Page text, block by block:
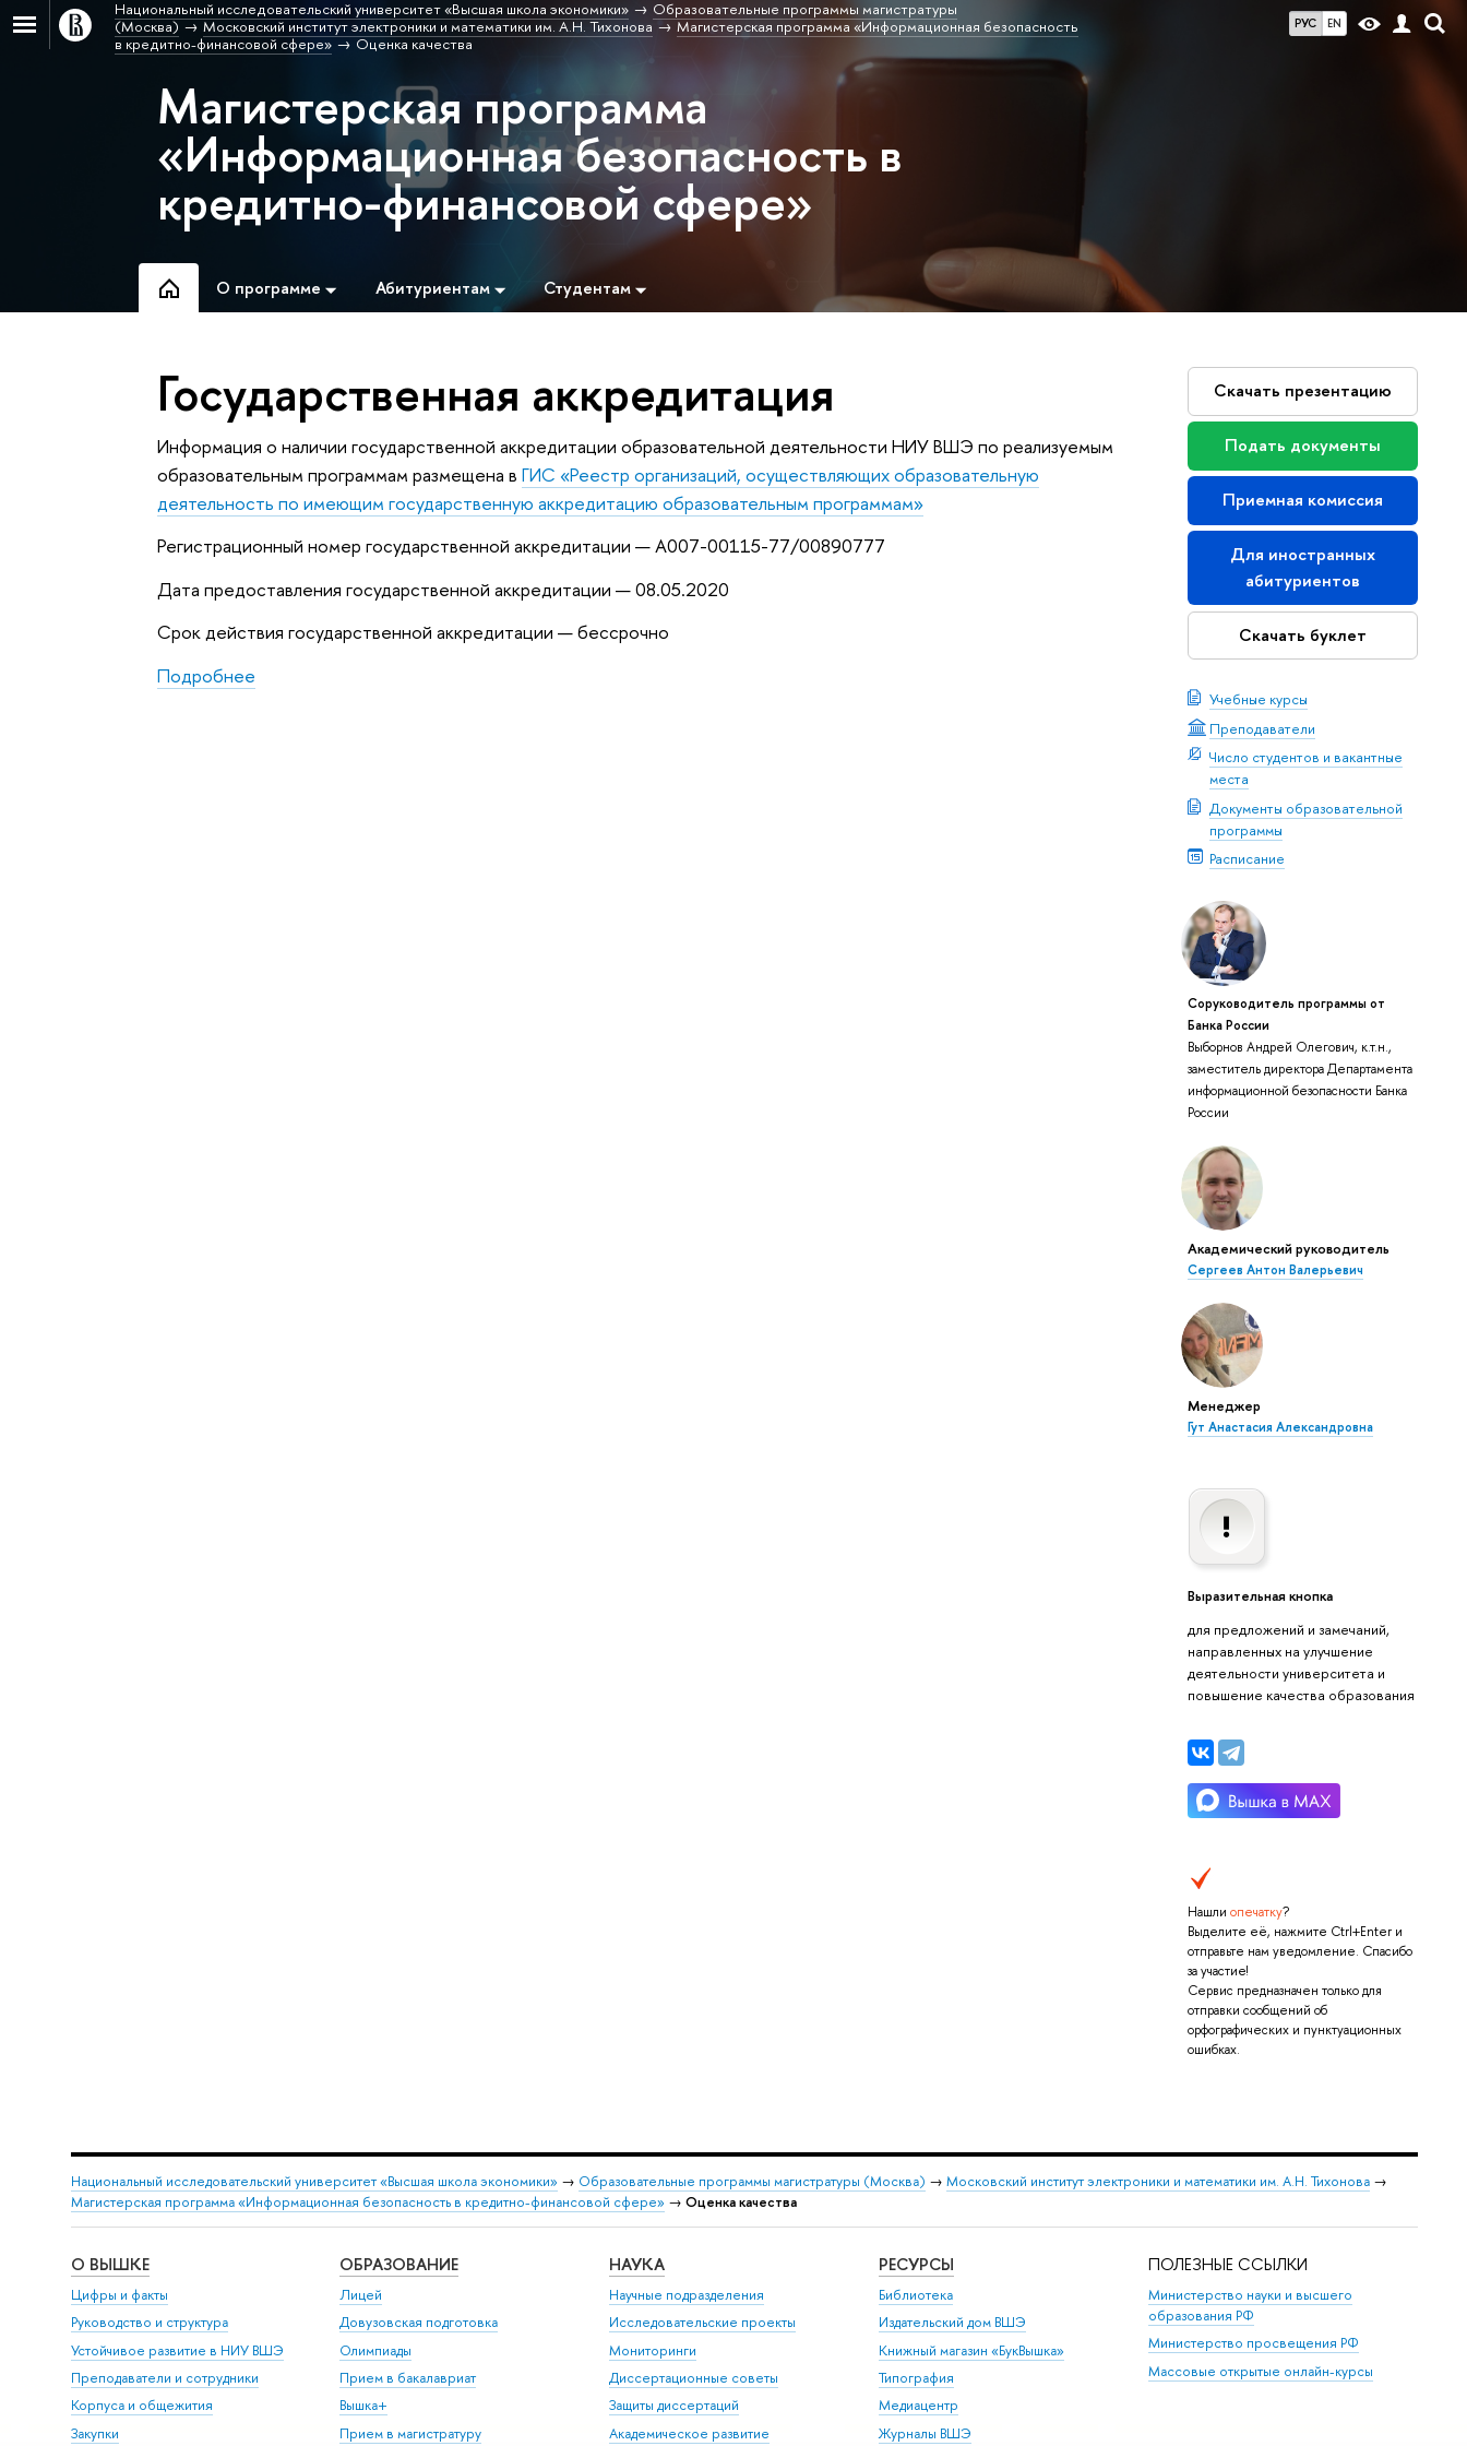
РУС EN
Национальный исследовательский университет «Высшая школа экономики»
Образовательные программы магистратуры
(Москва)
Московский институт электроники и математики им. А.Н. Тихонова
Магистерская программа «Информационная безопасность
в кредитно-финансовой сфере»
Оценка качества
Магистерская программа
«Информационная безопасность в
кредитно-финансовой сфере»
О программе Абитуриентам Студентам
Скачать презентацию
Подать документы
Приемная комиссия
Для иностранных
абитуриентов
Скачать буклет
Учебные курсы
Преподаватели
Число студентов и вакантные
места
Документы образовательной
программы
Расписание
Соруководитель программы от
Банка России
Выборнов Андрей Олегович, к.т.н.,
заместитель директора Департамента
информационной безопасности Банка
России
Академический руководитель
Сергеев Антон Валерьевич
Менеджер
Гут Анастасия Александровна
Выразительная кнопка
для предложений и замечаний,
направленных на улучшение
деятельности университета и
повышение качества образования
Нашли опечатку?
Выделите её, нажмите Ctrl+Enter и
отправьте нам уведомление. Спасибо
за участие!
Сервис предназначен только для
отправки сообщений об
орфографических и пунктуационных
ошибках.
Государственная аккредитация
Информация о наличии государственной аккредитации образовательной деятельности НИУ ВШЭ по реализуемым
образовательным программам размещена вГИС «Реестр организаций, осуществляющих образовательную
деятельность по имеющим государственную аккредитацию образовательным программам»
Регистрационный номер государственной аккредитации — А007-00115-77/00890777
Дата предоставления государственной аккредитации — 08.05.2020
Срок действия государственной аккредитации — бессрочно
Подробнее
Национальный исследовательский университет «Высшая школа экономики» → Образовательные программы магистратуры (Москва) → Московский институт электроники и математики им. А.Н. Тихонова→
Магистерская программа «Информационная безопасность в кредитно-финансовой сфере» → Оценка качества
О ВЫШКЕ
Цифры и факты
Руководство и структура
Устойчивое развитие в НИУ ВШЭ
Преподаватели и сотрудники
Корпуса и общежития
Закупки
ОБРАЗОВАНИЕ
Лицей
Довузовская подготовка
Олимпиады
Прием в бакалавриат
Вышка+
Прием в магистратуру
НАУКА
Научные подразделения
Исследовательские проекты
Мониторинги
Диссертационные советы
Защиты диссертаций
Академическое развитие
РЕСУРСЫ
Библиотека
Издательский дом ВШЭ
Книжный магазин «БукВышка»
Типография
Медиацентр
Журналы ВШЭ
ПОЛЕЗНЫЕ ССЫЛКИ
Министерство науки и высшего
образования РФ
Министерство просвещения РФ
Массовые открытые онлайн-курсы